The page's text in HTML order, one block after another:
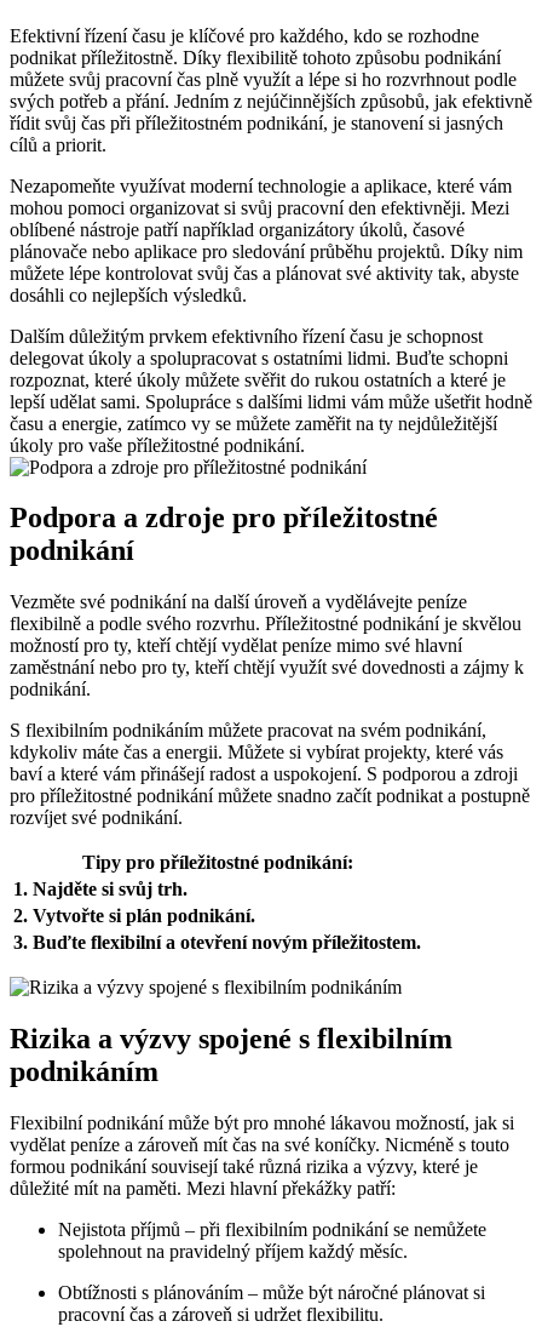
Efektivní řízení času je klíčové pro každého, kdo se rozhodne
podnikat příležitostně. Díky flexibilitě tohoto způsobu podnikání
můžete svůj pracovní čas plně využít a lépe si ho rozvrhnout podle
svých potřeb a přání. Jedním z nejúčinnějších způsobů, jak efektivně
řídit svůj čas při příležitostném podnikání, je stanovení si jasných
cílů a priorit.
Nezapomeňte využívat moderní technologie a aplikace, které vám
mohou pomoci organizovat si svůj pracovní den efektivněji. Mezi
oblíbené nástroje patří například organizátory úkolů, časové
plánovače nebo aplikace pro sledování průběhu projektů. Díky nim
můžete lépe kontrolovat svůj čas a plánovat své aktivity tak, abyste
dosáhli co nejlepších výsledků.
Dalším důležitým prvkem efektivního řízení času je schopnost
delegovat úkoly a spolupracovat s ostatními lidmi. Buďte schopni
rozpoznat, které úkoly můžete svěřit do rukou ostatních a které je
lepší udělat sami. Spolupráce s dalšími lidmi vám může ušetřit hodně
času a energie, zatímco vy se můžete zaměřit na ty nejdůležitější
úkoly pro vaše příležitostné podnikání.
Podpora a zdroje pro příležitostné
podnikání
Vezměte své podnikání na další úroveň a vydělávejte peníze
flexibilně a podle svého rozvrhu. Příležitostné podnikání je skvělou
možností pro ty, kteří chtějí vydělat peníze mimo své hlavní
zaměstnání nebo pro ty, kteří chtějí využít své dovednosti a zájmy k
podnikání.
S flexibilním podnikáním můžete pracovat na svém podnikání,
kdykoliv máte čas a energii. Můžete si vybírat projekty, které vás
baví a které vám přinášejí radost a uspokojení. S podporou a zdroji
pro příležitostné podnikání můžete snadno začít podnikat a postupně
rozvíjet své podnikání.
Tipy pro příležitostné podnikání:
1. Najděte si svůj trh.
2. Vytvořte si plán podnikání.
3. Buďte flexibilní a otevření novým příležitostem.
Rizika a výzvy spojené s flexibilním
podnikáním
Flexibilní podnikání může být pro mnohé lákavou možností, jak si
vydělat peníze a zároveň mít čas na své koníčky. Nicméně s touto
formou podnikání souvisejí také různá rizika a výzvy, které je
důležité mít na paměti. Mezi hlavní překážky patří:
Nejistota příjmů – při flexibilním podnikání se nemůžete
spolehnout na pravidelný příjem každý měsíc.
Obtížnosti s plánováním – může být náročné plánovat si
pracovní čas a zároveň si udržet flexibilitu.